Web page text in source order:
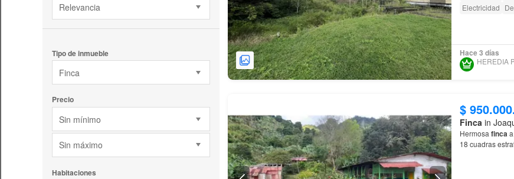
Relevancia
Tipo de inmueble
Finca
Precio
Sin mínimo
Sin máximo
Habitaciones
Electricidad
Hace 3 días
$
Finca in
Hermosa finca
18 cuadras